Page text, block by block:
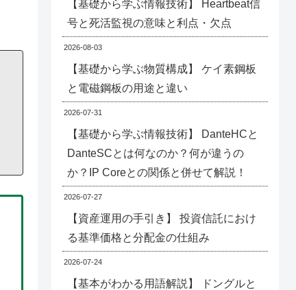
【基礎から学ぶ情報技術】 Heartbeat信
号と死活監視の意味と利点・欠点
2026-08-03
【基礎から学ぶ物質構成】 ケイ素鋼板
と電磁鋼板の用途と違い
2026-07-31
【基礎から学ぶ情報技術】 DanteHCと
DanteSCとは何なのか？何が違うの
か？IP Coreとの関係と併せて解説！
2026-07-27
【資産運用の手引き】 投資信託におけ
る基準価格と分配金の仕組み
2026-07-24
【基本がわかる用語解説】 ドングルと